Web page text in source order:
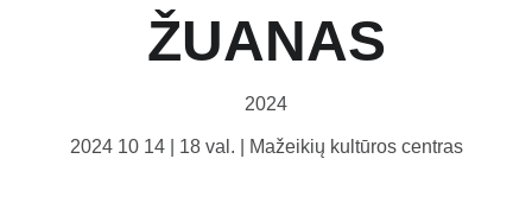
ŽUANAS
2024
2024 10 14 | 18 val. | Mažeikių kultūros centras